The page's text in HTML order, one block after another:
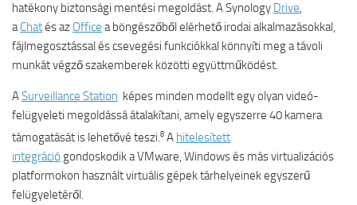
hatékony biztonsági mentési megoldást. A Synology Drive,
aChatés az Office a böngészőből elérhető irodai alkalmazásokkal,
fájlmegosztással és csevegési funkciókkal könnyíti meg a távoli
munkát végző szakemberek közötti együttműködést.
ASurveillance Station képes minden modellt egy olyan videó-
felügyeleti megoldássá átalakítani, amely egyszerre 40 kamera
támogatását is lehetővé teszi.8 A hitelesített
integráció gondoskodik a VMware, Windows és más virtualizációs
platformokon használt virtuális gépek tárhelyeinek egyszerű
felügyeletéről.